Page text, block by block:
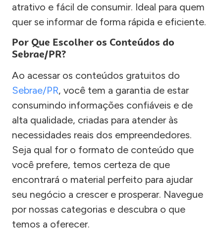
atrativo e fácil de consumir. Ideal para quem
quer se informar de forma rápida e eficiente.
Por Que Escolher os Conteúdos do
Sebrae/PR?
Ao acessar os conteúdos gratuitos do
Sebrae/PR, você tem a garantia de estar
consumindo informações confiáveis e de
alta qualidade, criadas para atender às
necessidades reais dos empreendedores.
Seja qual for o formato de conteúdo que
você prefere, temos certeza de que
encontrará o material perfeito para ajudar
seu negócio a crescer e prosperar. Navegue
por nossas categorias e descubra o que
temos a oferecer.